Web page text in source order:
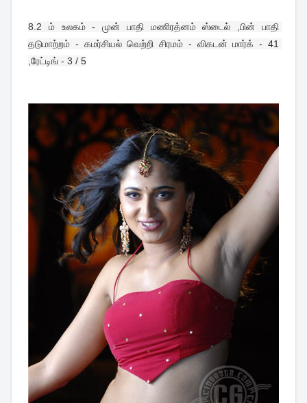
8. 2 ம் உலகம் - முன் பாதி மணிரத்னம் ஸ்டைல் ,பின் பாதி
தடுமாற்றம் - கமர்சியல் வெற்றி சிரமம் - விகடன் மார்க் - 41
,ரேட்டிங் - 3 / 5